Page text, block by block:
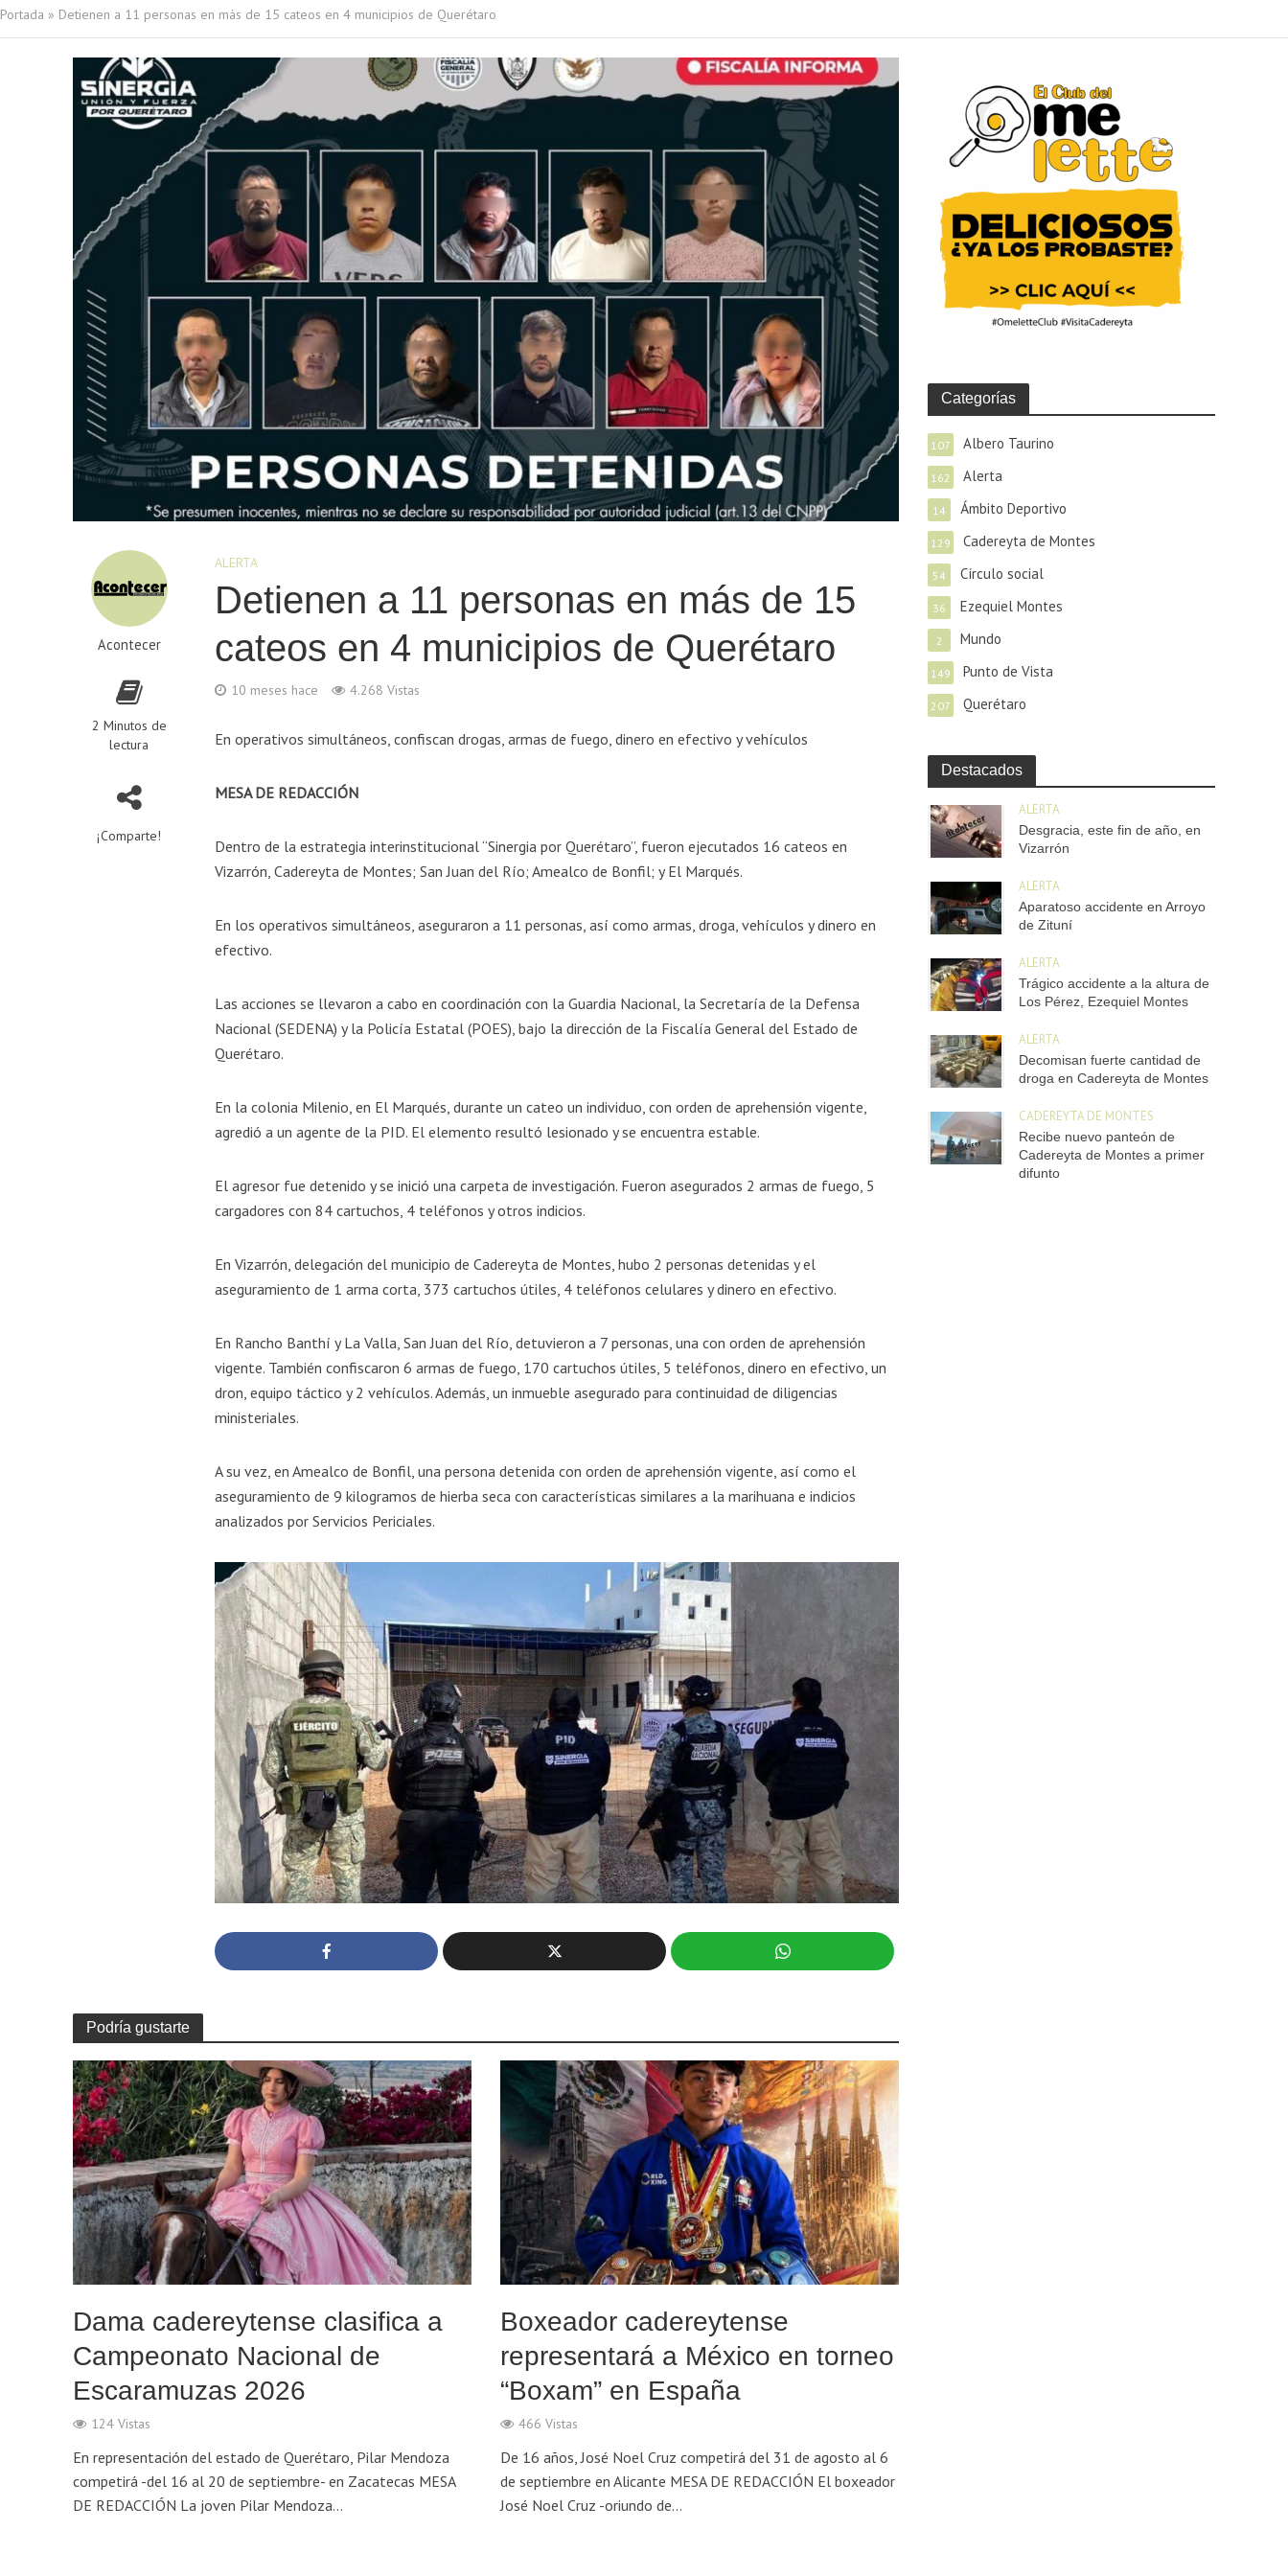
Portada » Detienen a 11 personas en más de 15 cateos en 4 municipios de Querétaro
Acontecer
2 Minutos de
lectura
¡Comparte!
ALERTA
Detienen a 11 personas en más de 15
cateos en 4 municipios de Querétaro
10 meses hace 4.268 Vistas
En operativos simultáneos, confiscan drogas, armas de fuego, dinero en efectivo y vehículos
MESA DE REDACCIÓN
Dentro de la estrategia interinstitucional “Sinergia por Querétaro”, fueron ejecutados 16 cateos en
Vizarrón, Cadereyta de Montes; San Juan del Río; Amealco de Bonfil; y El Marqués.
En los operativos simultáneos, aseguraron a 11 personas, así como armas, droga, vehículos y dinero en
efectivo.
Las acciones se llevaron a cabo en coordinación con la Guardia Nacional, la Secretaría de la Defensa
Nacional (SEDENA) y la Policía Estatal (POES), bajo la dirección de la Fiscalía General del Estado de
Querétaro.
En la colonia Milenio, en El Marqués, durante un cateo un individuo, con orden de aprehensión vigente,
agredió a un agente de la PID. El elemento resultó lesionado y se encuentra estable.
El agresor fue detenido y se inició una carpeta de investigación. Fueron asegurados 2 armas de fuego, 5
cargadores con 84 cartuchos, 4 teléfonos y otros indicios.
En Vizarrón, delegación del municipio de Cadereyta de Montes, hubo 2 personas detenidas y el
aseguramiento de 1 arma corta, 373 cartuchos útiles, 4 teléfonos celulares y dinero en efectivo.
En Rancho Banthí y La Valla, San Juan del Río, detuvieron a 7 personas, una con orden de aprehensión
vigente. También confiscaron 6 armas de fuego, 170 cartuchos útiles, 5 teléfonos, dinero en efectivo, un
dron, equipo táctico y 2 vehículos. Además, un inmueble asegurado para continuidad de diligencias
ministeriales.
A su vez, en Amealco de Bonfil, una persona detenida con orden de aprehensión vigente, así como el
aseguramiento de 9 kilogramos de hierba seca con características similares a la marihuana e indicios
analizados por Servicios Periciales.
Podría gustarte
Dama cadereytense clasifica a
Campeonato Nacional de
Escaramuzas 2026
124 Vistas
En representación del estado de Querétaro, Pilar Mendoza
competirá -del 16 al 20 de septiembre- en Zacatecas MESA
DE REDACCIÓN La joven Pilar Mendoza...
Boxeador cadereytense
representará a México en torneo
“Boxam” en España
466 Vistas
De 16 años, José Noel Cruz competirá del 31 de agosto al 6
de septiembre en Alicante MESA DE REDACCIÓN El boxeador
José Noel Cruz -oriundo de...
Categorías
Albero Taurino
107
Alerta
162
Ámbito Deportivo
14
Cadereyta de Montes
129
Círculo social
54
Ezequiel Montes
36
Mundo
2
Punto de Vista
149
Querétaro
207
Destacados
ALERTA
Desgracia, este fin de año, en
Vizarrón
ALERTA
Aparatoso accidente en Arroyo
de Zituní
ALERTA
Trágico accidente a la altura de
Los Pérez, Ezequiel Montes
ALERTA
Decomisan fuerte cantidad de
droga en Cadereyta de Montes
CADEREYTA DE MONTES
Recibe nuevo panteón de
Cadereyta de Montes a primer
difunto